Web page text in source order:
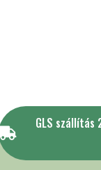
GLS